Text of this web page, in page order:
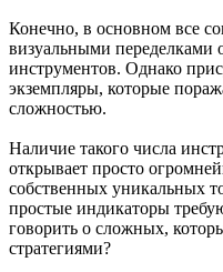
Конечно, в основном все
визуальными переделками
инструментов. Однако
экземпляры, которые
сложностью.
Наличие такого числа
открывает просто
собственных уникальных
простые индикаторы
говорить о сложных,
стратегиями?